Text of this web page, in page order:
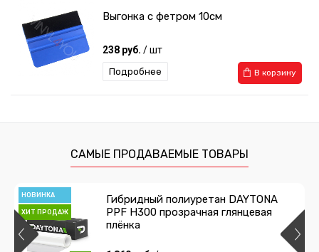
Выгонка с фетром 10см
238 руб. / шт
В корзину
Подробнее
259 руб./ шт
Нож с фиксатором
САМЫЕ ПРОДАВАЕМЫЕ ТОВАРЫ
НОВИНКА
ХИТ ПРОДАЖ
Гибридный полиуретан DAYTONA
PPF H300 прозрачная глянцевая
плёнка